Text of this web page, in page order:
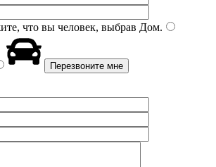
что вы человек, выбрав Дом.